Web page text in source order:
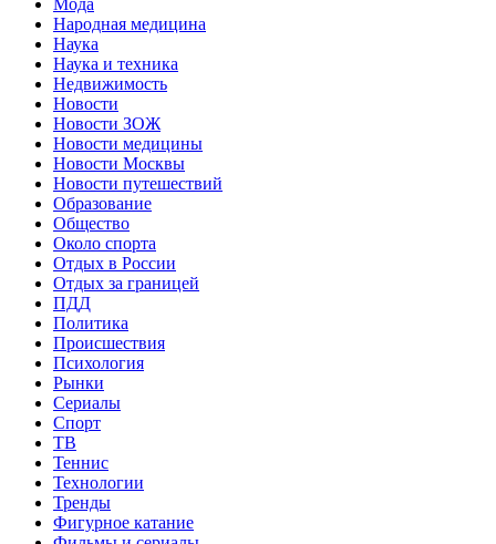
Мода
Народная медицина
Наука
Наука и техника
Недвижимость
Новости
Новости ЗОЖ
Новости медицины
Новости Москвы
Новости путешествий
Образование
Общество
Около спорта
Отдых в России
Отдых за границей
ПДД
Политика
Происшествия
Психология
Рынки
Сериалы
Спорт
ТВ
Теннис
Технологии
Тренды
Фигурное катание